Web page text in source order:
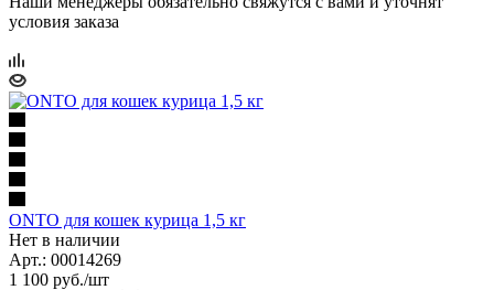
условия заказа
ONTO для кошек курица 1,5 кг
Нет в наличии
Арт.: 00014269
1 100 руб./шт